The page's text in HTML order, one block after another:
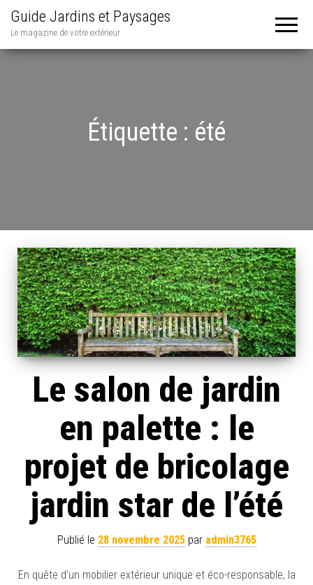
Guide Jardins et Paysages
Le magazine de votre extérieur
Étiquette : été
Le salon de jardin
en palette : le
projet de bricolage
jardin star de l’été
Publié le 28 novembre 2025par admin3765
En quête d’un mobilier extérieur unique et éco-responsable, la